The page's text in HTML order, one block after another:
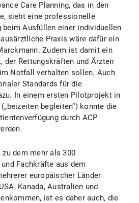
Care Planning, das in den
sieht eine professionelle
beim Ausfüllen einer individuellen
Praxis wäre dafür ein
Zudem ist damit ein
der Rettungskräften und Ärzten
Notfall verhalten sollen. Auch
Standards für die
In einem ersten Pilotprojekt in
begleiten“) konnte die
durch ACP
dem mehr als 300
Fachkräfte aus dem
europäischer Länder
Kanada, Australien und
ist es daher auch, die